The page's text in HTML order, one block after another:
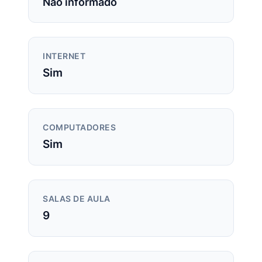
INTERNET
Sim
COMPUTADORES
Sim
SALAS DE AULA
9